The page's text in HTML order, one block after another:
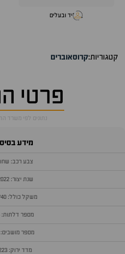
יד ובעלים
קטגוריות:קרוסאוברים
פרטי
נתונים לפי משרד
מידע
צבע רכב:
שנת יצור: 2022
משקל כולל: 1,740
מספר דלתות: 5
מספר מושבים: 5
מדד ירוק: 223